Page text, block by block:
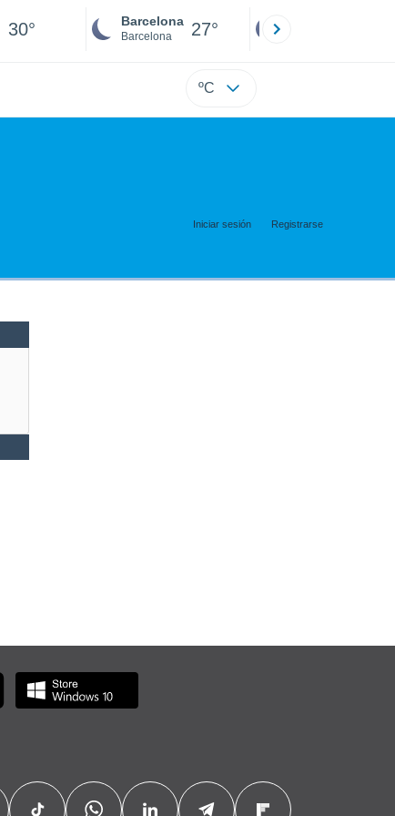
30° Barcelona
Barcelona 27°
ºC
Iniciar sesión Registrarse